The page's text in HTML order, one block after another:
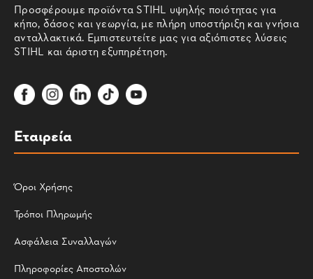
Προσφέρουμε προϊόντα STIHL υψηλής ποιότητας για
κήπο, δάσος και γεωργία, με πλήρη υποστήριξη και γνήσια
ανταλλακτικά. Εμπιστευτείτε μας για αξιόπιστες λύσεις
STIHL και άριστη εξυπηρέτηση.
Εταιρεία
Όροι Χρήσης
Τρόποι Πληρωμής
Ασφάλεια Συναλλαγών
Πληροφορίες Αποστολών